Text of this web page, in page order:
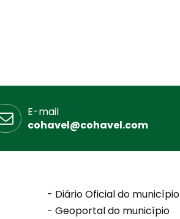
E-mail
cohavel@cohavel.com
- Diário Oficial do município
- Geoportal do município